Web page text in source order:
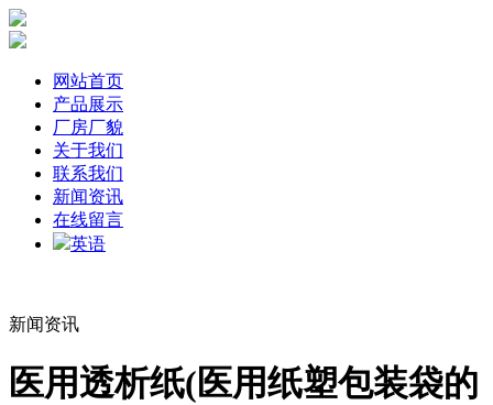
网站首页
产品展示
厂房厂貌
关于我们
联系我们
新闻资讯
在线留言
英语
新闻资讯
医用透析纸(医用纸塑包装袋的